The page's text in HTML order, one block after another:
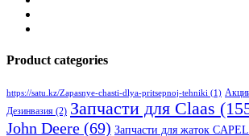
Product categories
https://satu.kz/Zapasnye-chasti-dlya-pritsepnoj-tehniki (1)
Дезинвазия (2) Запчасти для Claas
John Deere (69) Запчасти для жаток